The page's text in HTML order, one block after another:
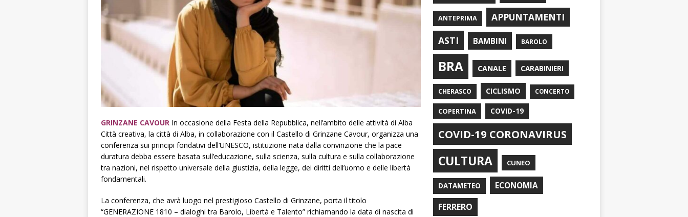
GRINZANE CAVOUR In occasione della Festa della Repubblica, nell’ambito delle attività di Alba
Città creativa, la città di Alba, in collaborazione con il Castello di Grinzane Cavour, organizza una
conferenza sui principi fondativi dell’UNESCO, istituzione nata dalla convinzione che la pace
duratura debba essere basata sull’educazione, sulla scienza, sulla cultura e sulla collaborazione
tra nazioni, nel rispetto universale della giustizia, della legge, dei diritti dell’uomo e delle libertà
fondamentali.
La conferenza, che avrà luogo nel prestigioso Castello di Grinzane, porta il titolo
“GENERAZIONE 1810 – dialoghi tra Barolo, Libertà e Talento” richiamando la data di nascita di
ANTEPRIMA
APPUNTAMENTI
ASTI
BAMBINI BAROLO
BRA CANALE CARABINIERI
CHERASCO CICLISMO CONCERTO
COPERTINA COVID-19
COVID-19 CORONAVIRUS
CULTURA CUNEO
DATAMETEO ECONOMIA
FERRERO